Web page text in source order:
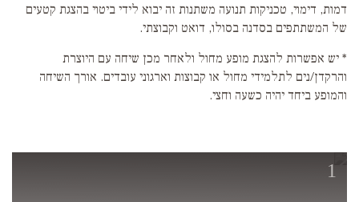
דמות, דימוי, טכניקות תנועה משתנות זה יבוא לידי ביטוי בהצגת קטעים
של המשתתפים בסדנה בסולו, דואט וקבוצתי.
* יש אפשרות להצגת מופע מחול ולאחר מכן שיחה עם היוצרת
והרקדן/נים לתלמידי מחול או קבוצות וארגוני עובדים. אורך השיחה
והמופע ביחד יהיה כשעה וחצי.
1